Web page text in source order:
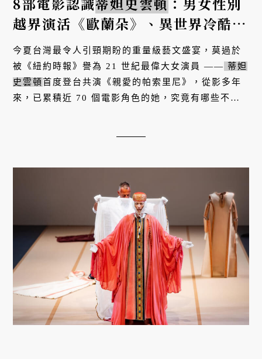
越界演活《歐蘭朵》、異世界冷酷女
巫、混種天使加百列⋯探索「人間精
靈」的千面姿態
今夏台灣最令人引頸期盼的重量級藝文盛宴，莫過於
被《紐約時報》譽為 21 世紀最偉大女演員 —— 蒂妲
史雲頓首度登台共演《親愛的帕索里尼》，從影多年
來，已累積近 70 個電影角色的她，究竟有哪些不可